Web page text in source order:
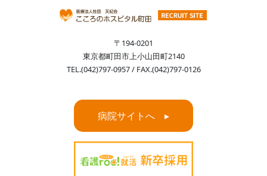
〒194-0201
東京都町田市上小山田町2140
TEL.(042)797-0957 / FAX.(042)797-0126
病院サイトへ ▸